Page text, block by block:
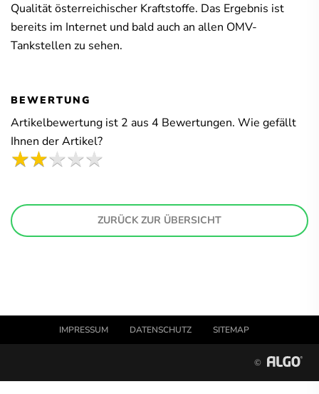
Qualität österreichischer Kraftstoffe. Das Ergebnis ist
bereits im Internet und bald auch an allen OMV-
Tankstellen zu sehen.
BEWERTUNG
Artikelbewertung ist 2 aus 4 Bewertungen. Wie gefällt
Ihnen der Artikel?
ZURÜCK ZUR ÜBERSICHT
IMPRESSUM DATENSCHUTZ SITEMAP
©